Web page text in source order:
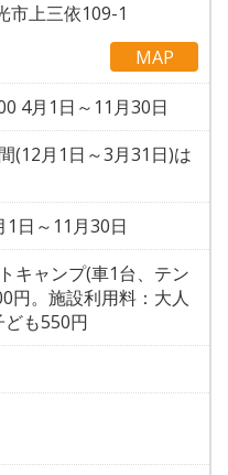
市上三依109-1
MAP
4月1日～11月30日
(12月1日～3月31日)は
1日～11月30日
キャンプ(車1台、テン
円。施設利用料：大人
も550円